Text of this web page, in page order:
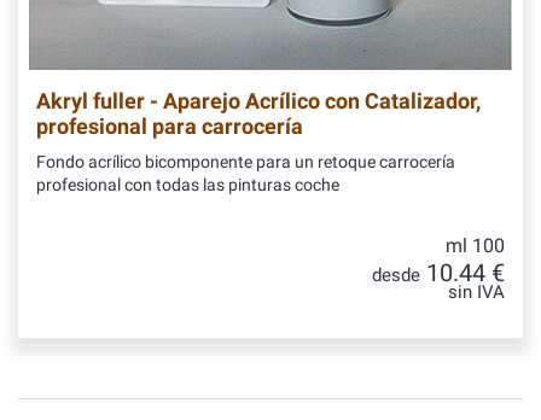
Akryl fuller - Aparejo Acrílico con Catalizador,
profesional para carrocería
Fondo acrílico bicomponente para un retoque carrocería
profesional con todas las pinturas coche
ml 100
desde 10.44 €
sin IVA